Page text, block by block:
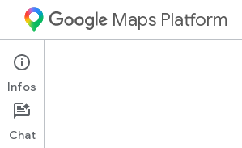
Maps Platform
Environment
Guides
Infos
Chat